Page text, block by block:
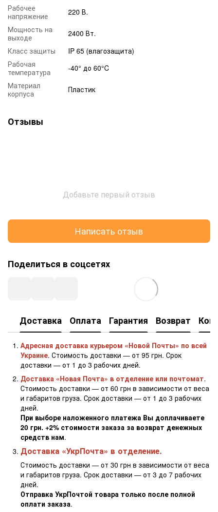
Рабочее
напряжение
220 В.
Мощность на
выходе
2400 Вт.
Класс защиты
IP 65 (влагозащита)
Рабочая
температура
-40° до 60°C
Материал
корпуса
Пластик
Отзывы
Добавьте первый отзыв
Написать отзыв
Поделиться в соцсетях
Доставка Оплата Гарантия Возврат
Адресная доставка курьером «Новой Почты» по всей
Украине. Стоимость доставки — от 95 грн. Срок
доставки — от 1 до 3 рабочих дней.
Доставка «Новая Почта» в отделение или почтомат.
Стоимость доставки — от 60 грн в зависимости от веса
и габаритов груза. Срок доставки — от 1 до 3 рабочих
дней.
При выборе наложенного платежа Вы доплачиваете
20 грн. +2% стоимости заказа за возврат денежных
средств нам.
Доставка «УкрПочта» в отделение.
Стоимость доставки — от 30 грн в зависимости от веса
и габаритов груза. Срок доставки — от 3 до 7 рабочих
дней.
Отправка УкрПочтой товара только после полной
оплати заказа.